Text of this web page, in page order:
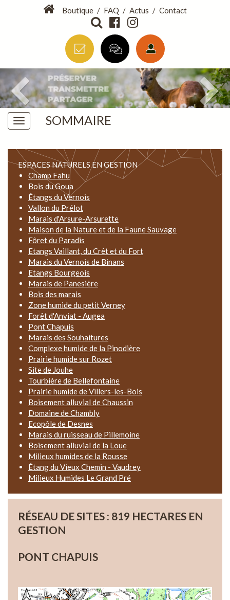
Boutique / FAQ / Actus / Contact
SOMMAIRE
ESPACES NATURELS EN GESTION
Champ Fahu
Bois du Goua
Étangs du Vernois
Vallon du Prélot
Marais d'Arsure-Arsurette
Maison de la Nature et de la Faune Sauvage
Fôret du Paradis
Etangs Vaillant, du Crêt et du Fort
Marais du Vernois de Binans
Etangs Bourgeois
Marais de Panesière
Bois des marais
Zone humide du petit Verney
Forêt d'Anviat - Augea
Pont Chapuis
Marais des Souhaitures
Complexe humide de la Pinodière
Prairie humide sur Rozet
Site de Jouhe
Tourbière de Bellefontaine
Prairie humide de Villers-les-Bois
Boisement alluvial de Chaussin
Domaine de Chambly
Ecopôle de Desnes
Marais du ruisseau de Pillemoine
Boisement alluvial de la Loue
Milieux humides de la Rousse
Étang du Vieux Chemin - Vaudrey
Milieux Humides Le Grand Pré
RÉSEAU DE SITES : 819 HECTARES EN
GESTION
PONT CHAPUIS